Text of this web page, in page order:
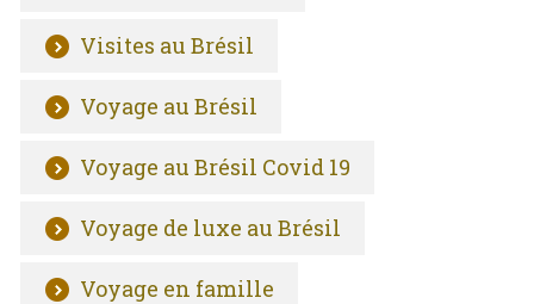
Visites au Brésil
Voyage au Brésil
Voyage au Brésil Covid 19
Voyage de luxe au Brésil
Voyage en famille